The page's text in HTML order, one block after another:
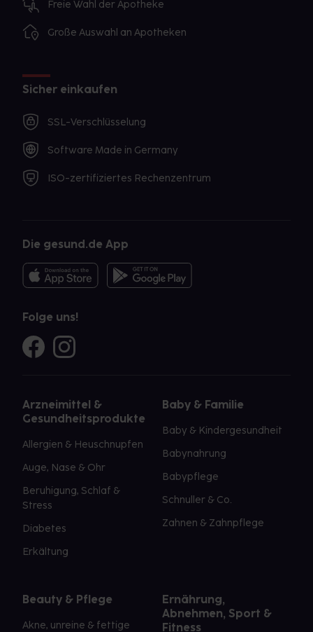
Freie Wahl der Apotheke
Große Auswahl an Apotheken
Sicher einkaufen
SSL-Verschlüsselung
Software Made in Germany
ISO-zertifiziertes Rechenzentrum
Die gesund.de App
Folge uns!
Arzneimittel &
Gesundheitsprodukte
Allergien & Heuschnupfen
Auge, Nase & Ohr
Beruhigung, Schlaf &
Stress
Diabetes
Erkältung
Baby & Familie
Baby & Kindergesundheit
Babynahrung
Babypflege
Schnuller & Co.
Zahnen & Zahnpflege
Beauty & Pflege
Akne, unreine & fettige
Ernährung,
Abnehmen, Sport &
Fitness